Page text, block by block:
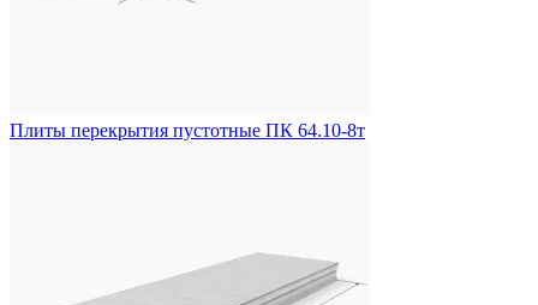
Плиты перекрытия пустотные ПК 64.10-8т